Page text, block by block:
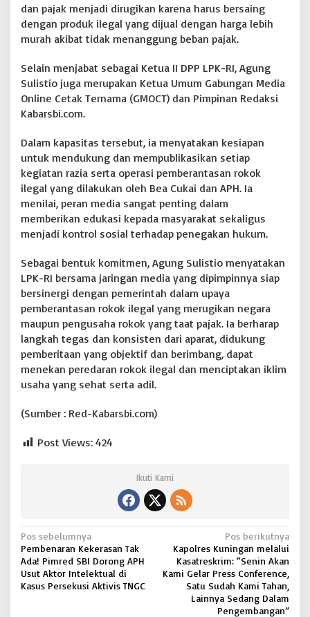
dan pajak menjadi dirugikan karena harus bersaing
dengan produk ilegal yang dijual dengan harga lebih
murah akibat tidak menanggung beban pajak.
Selain menjabat sebagai Ketua II DPP LPK-RI, Agung
Sulistio juga merupakan Ketua Umum Gabungan Media
Online Cetak Ternama (GMOCT) dan Pimpinan Redaksi
Kabarsbi.com.
Dalam kapasitas tersebut, ia menyatakan kesiapan
untuk mendukung dan mempublikasikan setiap
kegiatan razia serta operasi pemberantasan rokok
ilegal yang dilakukan oleh Bea Cukai dan APH. Ia
menilai, peran media sangat penting dalam
memberikan edukasi kepada masyarakat sekaligus
menjadi kontrol sosial terhadap penegakan hukum.
Sebagai bentuk komitmen, Agung Sulistio menyatakan
LPK-RI bersama jaringan media yang dipimpinnya siap
bersinergi dengan pemerintah dalam upaya
pemberantasan rokok ilegal yang merugikan negara
maupun pengusaha rokok yang taat pajak. Ia berharap
langkah tegas dan konsisten dari aparat, didukung
pemberitaan yang objektif dan berimbang, dapat
menekan peredaran rokok ilegal dan menciptakan iklim
usaha yang sehat serta adil.
(Sumber : Red-Kabarsbi.com)
Post Views: 424
Ikuti Kami
N
a
v
Pos sebelumnya
Pembenaran Kekerasan Tak
Ada! Pimred SBI Dorong APH
Usut Aktor Intelektual di
Kasus Persekusi Aktivis TNGC
Pos berikutnya
Kapolres Kuningan melalui
Kasatreskrim: “Senin Akan
Kami Gelar Press Conference,
Satu Sudah Kami Tahan,
Lainnya Sedang Dalam
Pengembangan”